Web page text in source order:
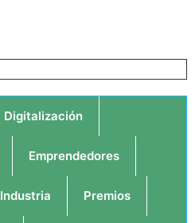
Digitalización
Emprendedores
Industria Premios